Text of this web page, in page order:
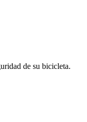
de su bicicleta.